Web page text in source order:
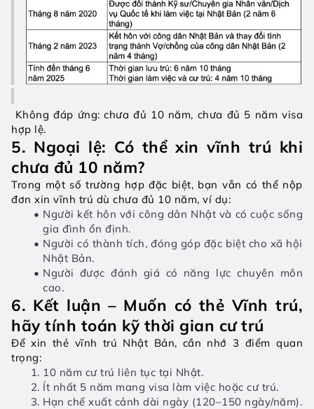
Không đáp ứng: chưa đủ 10 năm, chưa đủ 5 năm visa
hợp lệ.
5. Ngoại lệ: Có thể xin vĩnh trú khi
chưa đủ 10 năm?
Trong một số trường hợp đặc biệt, bạn vẫn có thể nộp
đơn xin vĩnh trú dù chưa đủ 10 năm, ví dụ:
Người kết hôn với công dân Nhật và có cuộc sống
gia đình ổn định.
Người có thành tích, đóng góp đặc biệt cho xã hội
Nhật Bản.
Người được đánh giá có năng lực chuyên môn
cao.
6. Kết luận – Muốn có thẻ Vĩnh trú,
hãy tính toán kỹ thời gian cư trú
Để xin thẻ vĩnh trú Nhật Bản, cần nhớ 3 điểm quan
trọng:
10 năm cư trú liên tục tại Nhật.
Ít nhất 5 năm mang visa làm việc hoặc cư trú.
Hạn chế xuất cảnh dài ngày (120–150 ngày/năm).